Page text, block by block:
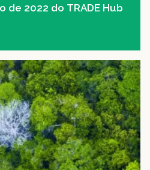
de 2022 do TRADE Hub